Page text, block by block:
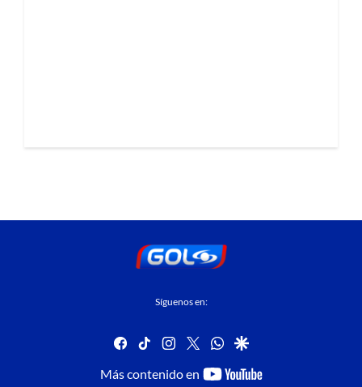
Síguenos en:
facebook
tiktok instagram
twitterwhatsapp
google
Más contenido en
youtube-